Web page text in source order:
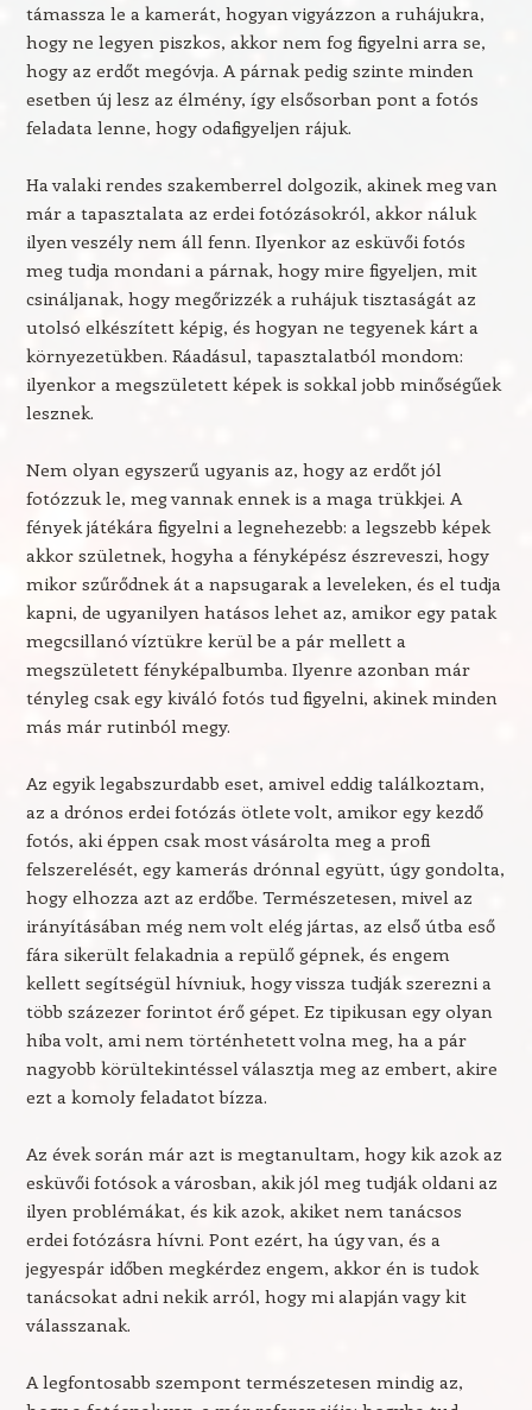
támassza le a kamerát, hogyan vigyázzon a ruhájukra,
hogy ne legyen piszkos, akkor nem fog figyelni arra se,
hogy az erdőt megóvja. A párnak pedig szinte minden
esetben új lesz az élmény, így elsősorban pont a fotós
feladata lenne, hogy odafigyeljen rájuk.
Ha valaki rendes szakemberrel dolgozik, akinek meg van
már a tapasztalata az erdei fotózásokról, akkor náluk
ilyen veszély nem áll fenn. Ilyenkor az esküvői fotós
meg tudja mondani a párnak, hogy mire figyeljen, mit
csináljanak, hogy megőrizzék a ruhájuk tisztaságát az
utolsó elkészített képig, és hogyan ne tegyenek kárt a
környezetükben. Ráadásul, tapasztalatból mondom:
ilyenkor a megszületett képek is sokkal jobb minőségűek
lesznek.
Nem olyan egyszerű ugyanis az, hogy az erdőt jól
fotózzuk le, meg vannak ennek is a maga trükkjei. A
fények játékára figyelni a legnehezebb: a legszebb képek
akkor születnek, hogyha a fényképész észreveszi, hogy
mikor szűrődnek át a napsugarak a leveleken, és el tudja
kapni, de ugyanilyen hatásos lehet az, amikor egy patak
megcsillanó víztükre kerül be a pár mellett a
megszületett fényképalbumba. Ilyenre azonban már
tényleg csak egy kiváló fotós tud figyelni, akinek minden
más már rutinból megy.
Az egyik legabszurdabb eset, amivel eddig találkoztam,
az a drónos erdei fotózás ötlete volt, amikor egy kezdő
fotós, aki éppen csak most vásárolta meg a profi
felszerelését, egy kamerás drónnal együtt, úgy gondolta,
hogy elhozza azt az erdőbe. Természetesen, mivel az
irányításában még nem volt elég jártas, az első útba eső
fára sikerült felakadnia a repülő gépnek, és engem
kellett segítségül hívniuk, hogy vissza tudják szerezni a
több százezer forintot érő gépet. Ez tipikusan egy olyan
hiba volt, ami nem történhetett volna meg, ha a pár
nagyobb körültekintéssel választja meg az embert, akire
ezt a komoly feladatot bízza.
Az évek során már azt is megtanultam, hogy kik azok az
esküvői fotósok a városban, akik jól meg tudják oldani az
ilyen problémákat, és kik azok, akiket nem tanácsos
erdei fotózásra hívni. Pont ezért, ha úgy van, és a
jegyespár időben megkérdez engem, akkor én is tudok
tanácsokat adni nekik arról, hogy mi alapján vagy kit
válasszanak.
A legfontosabb szempont természetesen mindig az,